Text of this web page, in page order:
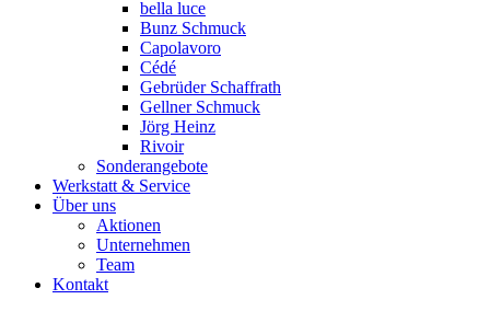
bella luce
Bunz Schmuck
Capolavoro
Cédé
Gebrüder Schaffrath
Gellner Schmuck
Jörg Heinz
Rivoir
Sonderangebote
Werkstatt & Service
Über uns
Aktionen
Unternehmen
Team
Kontakt